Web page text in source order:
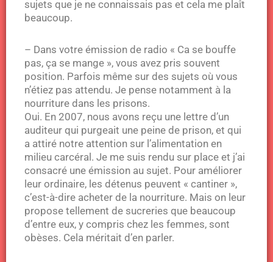
sujets que je ne connaissais pas et cela me plaît
beaucoup.
– Dans votre émission de radio « Ca se bouffe
pas, ça se mange », vous avez pris souvent
position. Parfois même sur des sujets où vous
n’étiez pas attendu. Je pense notamment à la
nourriture dans les prisons.
Oui. En 2007, nous avons reçu une lettre d’un
auditeur qui purgeait une peine de prison, et qui
a attiré notre attention sur l’alimentation en
milieu carcéral. Je me suis rendu sur place et j’ai
consacré une émission au sujet. Pour améliorer
leur ordinaire, les détenus peuvent « cantiner »,
c’est-à-dire acheter de la nourriture. Mais on leur
propose tellement de sucreries que beaucoup
d’entre eux, y compris chez les femmes, sont
obèses. Cela méritait d’en parler.